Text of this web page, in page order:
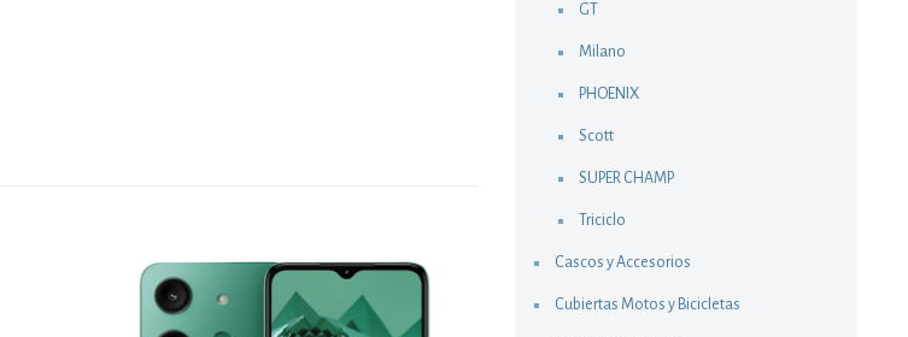
GT
Milano
PHOENIX
Scott
SUPER CHAMP
Triciclo
Cascos y Accesorios
Cubiertas Motos y Bicicletas